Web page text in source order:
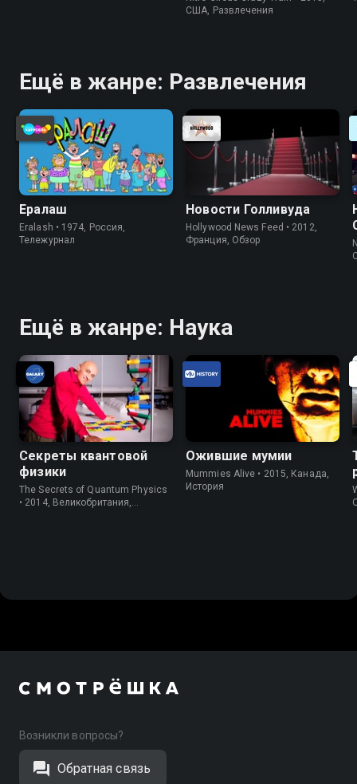
США, Развлечения
Ещё в жанре: Развлечения
Ералаш
Eralash • 1974, Россия,
Тележурнал
Новости Голливуда
Hollywood News Feed • 2012,
Франция, Обзор
Ещё в жанре: Наука
Секреты квантовой
физики
The Secrets of Quantum Physics
• 2014, Великобритания,
Ожившие мумии
Mummies Alive • 2015, Канада,
История
Возникли вопросы?
Обратная связь